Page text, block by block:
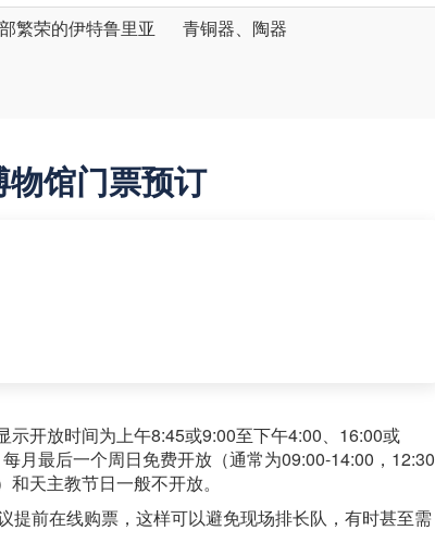
繁荣的伊特鲁里亚
青铜器、陶器
馆门票预订
开放时间为上午8:45或9:00至下午4:00、16:00或
月最后一个周日免费开放（通常为09:00-14:00，12:30
天主教节日一般不开放。
提前在线购票，这样可以避免现场排长队，有时甚至需